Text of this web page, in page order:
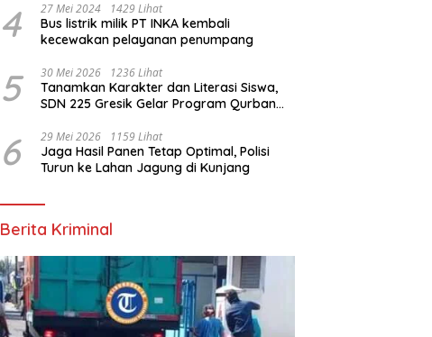
4 27 Mei 2024 1429 Lihat
Bus listrik milik PT INKA kembali
kecewakan pelayanan penumpang
5 30 Mei 2026 1236 Lihat
Tanamkan Karakter dan Literasi Siswa,
SDN 225 Gresik Gelar Program Qurban
6 29 Mei 2026 1159 Lihat
Jaga Hasil Panen Tetap Optimal, Polisi
Turun ke Lahan Jagung di Kunjang
Berita Kriminal